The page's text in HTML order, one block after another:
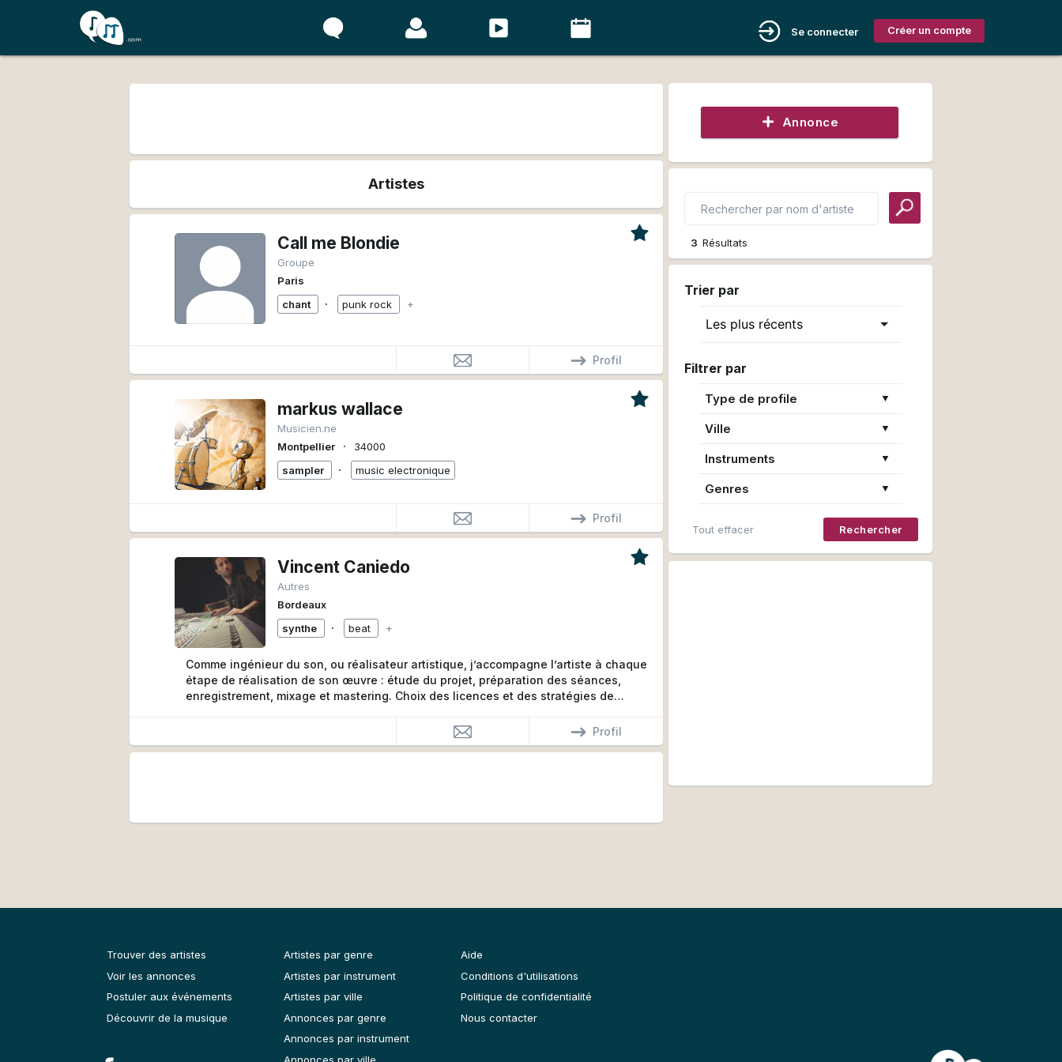
Créer un compte
Se connecter
Artistes
Call me Blondie
Groupe
Paris
chant
∙ punk rock +
Profil
markus wallace
Musicien.ne
Montpellier
∙
34000
sampler
∙ music electronique
Profil
Vincent Caniedo
Autres
Bordeaux
synthe
∙ beat +
Comme ingénieur du son, ou réalisateur artistique, j’accompagne l’artiste à chaque
étape de réalisation de son œuvre : étude du projet, préparation des séances,
enregistrement, mixage et mastering. Choix des licences et des stratégies de
Profil
Annonce
3 Résultats
Trier par
Filtrer par
Type de profile ▼
Ville ▼
Instruments ▼
Genres ▼
Tout effacer Rechercher
Trouver des artistes
Voir les annonces
Postuler aux événements
Découvrir de la musique
Artistes par genre
Artistes par instrument
Artistes par ville
Annonces par genre
Annonces par instrument
Annonces par ville
Aide
Conditions d'utilisations
Politique de confidentialité
Nous contacter